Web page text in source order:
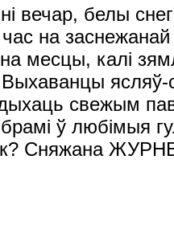
вечар, белы
час на
месцы, калі
Выхаванцы
свежым
ў любімыя
Сняжана